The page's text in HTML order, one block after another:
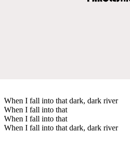
When I fall into that dark, dark river
When I fall into that
When I fall into that
When I fall into that dark, dark river